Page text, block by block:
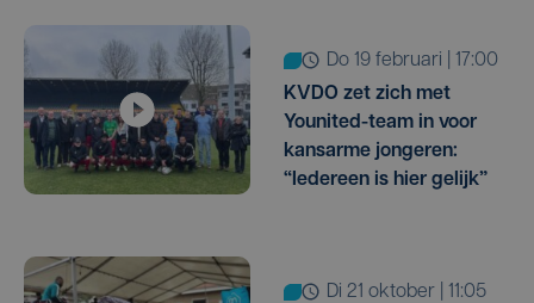
do 19 februari | 17:00
KVDO zet zich met
Younited-team in voor
kansarme jongeren:
“Iedereen is hier gelijk”
di 21 oktober | 11:05